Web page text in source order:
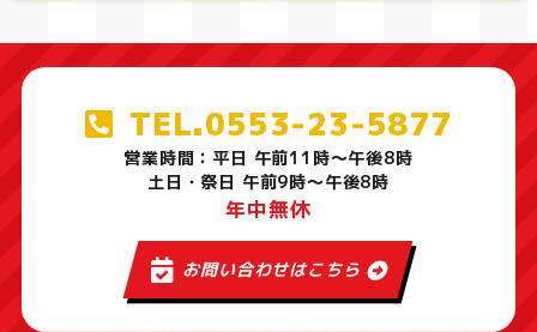
TEL.0553-23-5877
営業時間：平日 午前11時～午後8時
土日・祭日 午前9時～午後8時
年中無休
お問い合わせはこちら